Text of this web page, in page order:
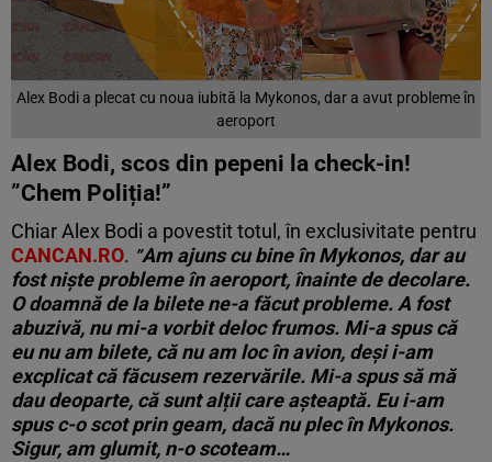
Alex Bodi a plecat cu noua iubită la Mykonos, dar a avut probleme în
aeroport
Alex Bodi, scos din pepeni la check-in!
”Chem Poliția!”
Chiar Alex Bodi a povestit totul, în exclusivitate pentru
CANCAN.RO. ”Am ajuns cu bine în Mykonos, dar au
fost niște probleme în aeroport, înainte de decolare.
O doamnă de la bilete ne-a făcut probleme. A fost
abuzivă, nu mi-a vorbit deloc frumos. Mi-a spus că
eu nu am bilete, că nu am loc în avion, deși i-am
excplicat că făcusem rezervările. Mi-a spus să mă
dau deoparte, că sunt alții care așteaptă. Eu i-am
spus c-o scot prin geam, dacă nu plec în Mykonos.
Sigur, am glumit, n-o scoteam…